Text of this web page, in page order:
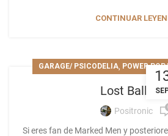
CONTINUAR
GARAGE/ PSICODELIA, POWER
Lost
Positronic
Si eres fan de Marked Men y